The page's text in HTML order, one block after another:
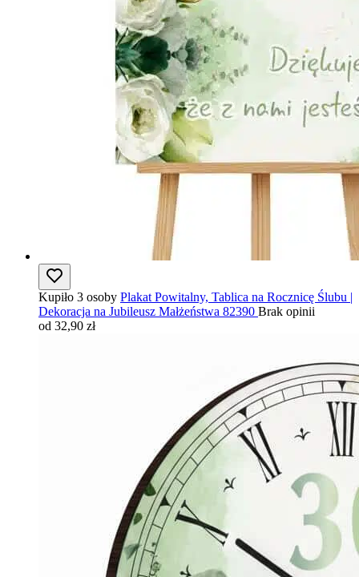
Kupiło 3 osoby Plakat Powitalny, Tablica na Rocznicę Ślubu |
Dekoracja na Jubileusz Małżeństwa 82390 Brak opinii
od 32,90 zł